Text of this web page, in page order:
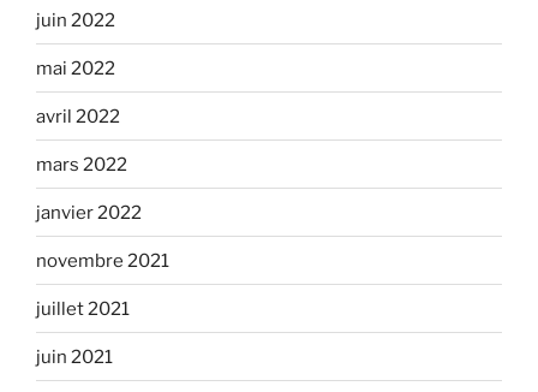
juin 2022
mai 2022
avril 2022
mars 2022
janvier 2022
novembre 2021
juillet 2021
juin 2021